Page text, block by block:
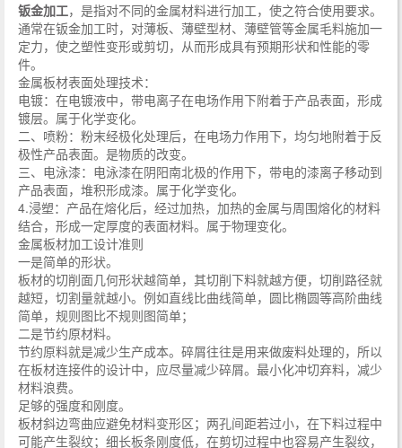
钣金加工，是指对不同的金属材料进行加工，使之符合使用要求。
通常在钣金加工时，对薄板、薄壁型材、薄壁管等金属毛料施加一
定力，使之塑性变形或剪切，从而形成具有预期形状和性能的零
件。
金属板材表面处理技术：
电镀：在电镀液中，带电离子在电场作用下附着于产品表面，形成
镀层。属于化学变化。
二、喷粉：粉末经极化处理后，在电场力作用下，均匀地附着于反
极性产品表面。是物质的改变。
三、电泳漆：电泳漆在阴阳南北极的作用下，带电的漆离子移动到
产品表面，堆积形成漆。属于化学变化。
4.浸塑：产品在熔化后，经过加热，加热的金属与周围熔化的材料
结合，形成一定厚度的表面材料。属于物理变化。
金属板材加工设计准则
一是简单的形状。
板材的切削面几何形状越简单，其切削下料就越方便，切削路径就
越短，切割量就越小。例如直线比曲线简单，圆比椭圆等高阶曲线
简单，规则图比不规则图简单；
二是节约原材料。
节约原料就是减少生产成本。碎屑往往是用来做废料处理的，所以
在板材连接件的设计中，应尽量减少碎屑。最小化冲切弃料，减少
材料浪费。
足够的强度和刚度。
板材斜边弯曲应避免材料变形区；两孔间距若过小，在下料过程中
可能产生裂纹；细长板条刚度低，在剪切过程中也容易产生裂纹，